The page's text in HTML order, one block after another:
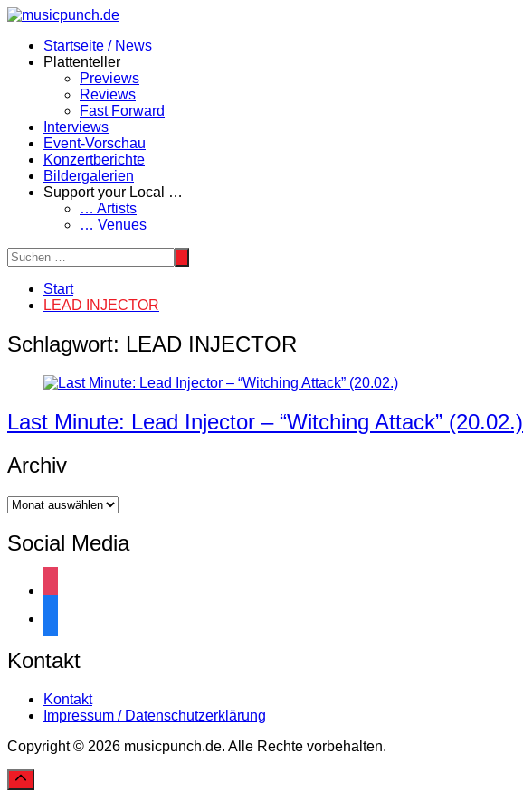
Zum
springenStartseite / News
Plattenteller
Previews
Reviews
Fast Forward
Interviews
Event-Vorschau
Konzertberichte
Bildergalerien
Support your Local …
… Artists
… Venues
Start
LEAD INJECTOR
Schlagwort: LEAD INJECTOR
Last Minute: Lead Injector – “Witching Attack” (20.02.)
Archiv
Archiv
Social Media
Kontakt
Kontakt
Impressum / Datenschutzerklärung
Copyright © 2026 musicpunch.de. Alle Rechte vorbehalten.